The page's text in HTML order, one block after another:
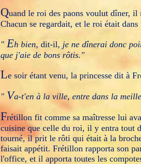
Quand le roi des paons voulut dîner,
Chacun se regardait, et le roi était
"Eh bien, dit-il, je ne dînerai donc
que j'aie de bons rôtis."
Le soir étant venu, la princesse dit à
" Va-t'en à la ville, entre dans la
Frétillon fit comme sa maîtresse lui
cuisine que celle du roi, il y entra tout
tourné, il prit le rôti qui était à la
faisait appétit. Frétillon rapporta son
l'office, et il apporta toutes les